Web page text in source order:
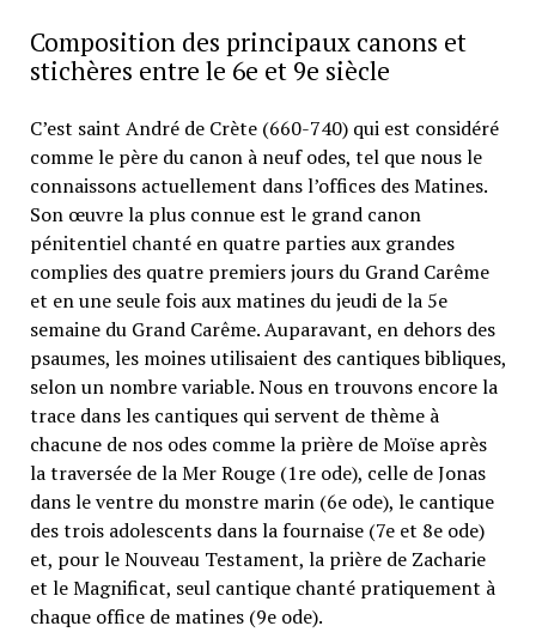
Composition des principaux canons et
stichères entre le 6e et 9e siècle
C’est saint André de Crète (660-740) qui est considéré
comme le père du canon à neuf odes, tel que nous le
connaissons actuellement dans l’offices des Matines.
Son œuvre la plus connue est le grand canon
pénitentiel chanté en quatre parties aux grandes
complies des quatre premiers jours du Grand Carême
et en une seule fois aux matines du jeudi de la 5e
semaine du Grand Carême. Auparavant, en dehors des
psaumes, les moines utilisaient des cantiques bibliques,
selon un nombre variable. Nous en trouvons encore la
trace dans les cantiques qui servent de thème à
chacune de nos odes comme la prière de Moïse après
la traversée de la Mer Rouge (1re ode), celle de Jonas
dans le ventre du monstre marin (6e ode), le cantique
des trois adolescents dans la fournaise (7e et 8e ode)
et, pour le Nouveau Testament, la prière de Zacharie
et le Magnificat, seul cantique chanté pratiquement à
chaque office de matines (9e ode).